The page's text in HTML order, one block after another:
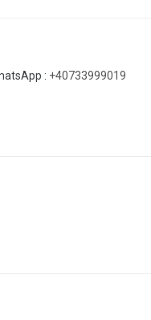
: +40733999019